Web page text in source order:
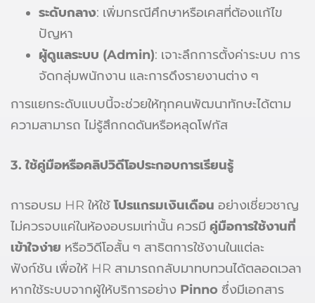
ระดับกลาง: เพิ่มกรณีศึกษาหรือเคสที่ต้องแก้ไข
ปัญหา
ผู้ดูแลระบบ (Admin): เจาะลึกการตั้งค่าระบบ การ
จัดกลุ่มพนักงาน และการดึงรายงานต่าง ๆ
การแยกระดับแบบนี้จะช่วยให้ทุกคนพัฒนาทักษะได้ตาม
ความสามารถ ไม่รู้สึกกดดันหรือหลุดโฟกัส
3. ใช้คู่มือหรือคลิปวิดีโอประกอบการเรียนรู้
การอบรม HR ให้ใช้โปรแกรมเงินเดือน อย่างเชี่ยวชาญ
ไม่ควรจบแค่ในห้องอบรมเท่านั้น ควรมี คู่มือการใช้งานที่
เข้าใจง่าย หรือวิดีโอสั้น ๆ สาธิตการใช้งานในแต่ละ
ฟังก์ชัน เพื่อให้ HR สามารถกลับมาทบทวนได้ตลอดเวลา
หากใช้ระบบจากผู้ให้บริการอย่าง Pinno ซึ่งมีเอกสาร